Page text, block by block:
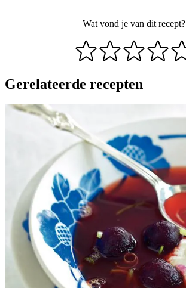
Wat vond je van dit recept?
Gerelateerde recepten